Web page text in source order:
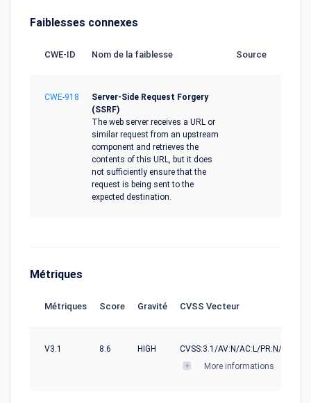
Faiblesses connexes
CWE-ID Nom de la faiblesse Source
CWE-918
Server-Side Request Forgery
(SSRF)
The web server receives a URL or
similar request from an upstream
component and retrieves the
contents of this URL, but it does
not sufficiently ensure that the
request is being sent to the
expected destination.
Métriques
Métriques Score Gravité CVSS Vecteur
V3.1 8.6 HIGH
CVSS:3.1/AV:N/AC:L/PR:N/UI:N/
More informations